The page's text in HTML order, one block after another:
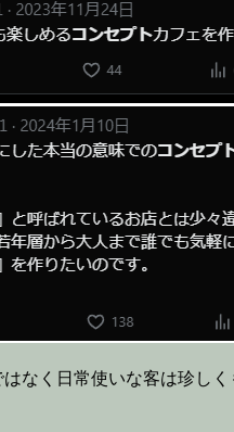
なく日常使いな客は珍し